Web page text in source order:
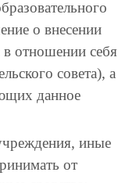
о внесении
в отношении себя
совета), а
данное
иные
от